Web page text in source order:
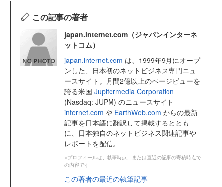
この記事の著者
japan.internet.com（ジャパンインターネ
ットコム）
japan.internet.com は、1999年9月にオープ
ンした、日本初のネットビジネス専門ニュ
ースサイト。月間2億以上のページビューを
誇る米国 Jupitermedia Corporation
(Nasdaq: JUPM) のニュースサイト
internet.com や EarthWeb.com からの最新
記事を日本語に翻訳して掲載するととも
に、日本独自のネットビジネス関連記事や
レポートを配信。
※プロフィールは、執筆時点、または直近の記事の寄稿時点で
の内容です
この著者の最近の執筆記事